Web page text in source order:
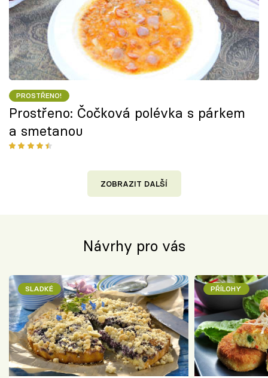
PROSTŘENO!
Prostřeno: Čočková polévka s párkem
a smetanou
ZOBRAZIT DALŠÍ
Návrhy pro vás
SLADKÉ PŘÍLOHY